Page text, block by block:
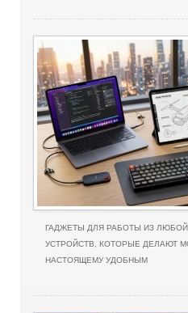
ГАДЖЕТЫ ДЛЯ РАБОТЫ ИЗ ЛЮБОЙ
УСТРОЙСТВ, КОТОРЫЕ ДЕЛАЮТ
НАСТОЯЩЕМУ УДОБНЫМ